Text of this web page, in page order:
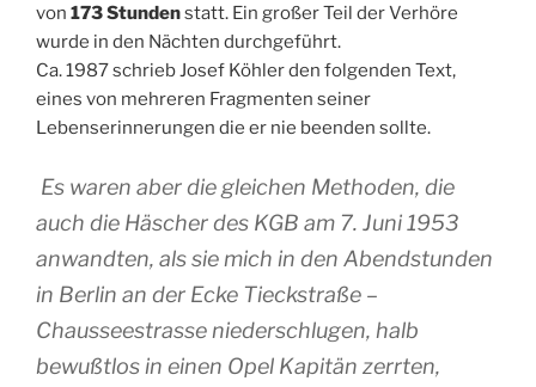
von 173 Stundenstatt. Ein großer Teil der Verhöre
wurde in den Nächten durchgeführt.
Ca. 1987 schrieb Josef Köhler den folgenden Text,
eines von mehreren Fragmenten seiner
Lebenserinnerungen die er nie beenden sollte.
Es waren aber die gleichen Methoden, die
auch die Häscher des KGB am 7. Juni 1953
anwandten, als sie mich in den Abendstunden
in Berlin an der Ecke Tieckstraße –
Chausseestrasse niederschlugen, halb
bewußtlos in einen Opel Kapitän zerrten,